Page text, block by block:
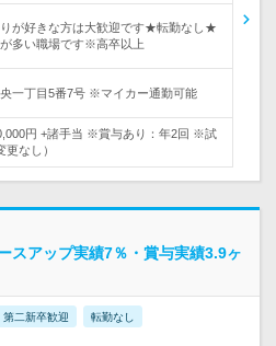
が好きな方は大歓迎です★転勤なし★
多い職場です※高卒以上
一丁目5番7号 ※マイカー通勤可能
円 +諸手当 ※賞与あり：年2回 ※試
なし）
スアップ実績7％・賞与実績3.9ヶ
第二新卒歓迎 転勤なし